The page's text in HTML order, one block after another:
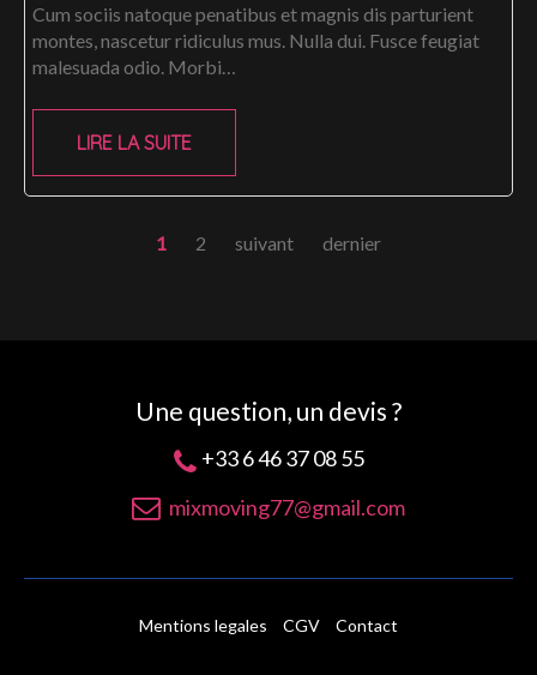
Cum sociis natoque penatibus et magnis dis parturient
montes, nascetur ridiculus mus. Nulla dui. Fusce feugiat
malesuada odio. Morbi…
LIRE LA SUITE
1 2 suivant dernier
Une question, un devis ?
+33 6 46 37 08 55
mixmoving77@gmail.com
Mentions legales CGV Contact